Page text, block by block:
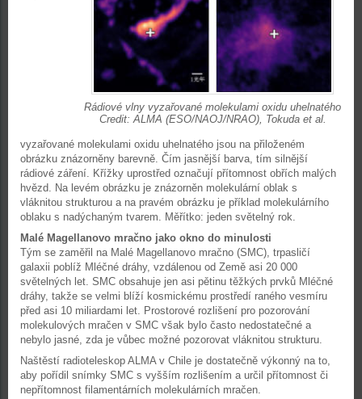
Rádiové vlny vyzařované molekulami oxidu uhelnatého
Credit: ALMA (ESO/NAOJ/NRAO), Tokuda et al.
vyzařované molekulami oxidu uhelnatého jsou na přiloženém
obrázku znázorněny barevně. Čím jasnější barva, tím silnější
rádiové záření. Křížky uprostřed označují přítomnost obřích malých
hvězd. Na levém obrázku je znázorněn molekulární oblak s
vláknitou strukturou a na pravém obrázku je příklad molekulárního
oblaku s nadýchaným tvarem. Měřítko: jeden světelný rok.
Malé Magellanovo mračno jako okno do minulosti
Tým se zaměřil na Malé Magellanovo mračno (SMC), trpasličí
galaxii poblíž Mléčné dráhy, vzdálenou od Země asi 20 000
světelných let. SMC obsahuje jen asi pětinu těžkých prvků Mléčné
dráhy, takže se velmi blíží kosmickému prostředí raného vesmíru
před asi 10 miliardami let. Prostorové rozlišení pro pozorování
molekulových mračen v SMC však bylo často nedostatečné a
nebylo jasné, zda je vůbec možné pozorovat vláknitou strukturu.
Naštěstí radioteleskop ALMA v Chile je dostatečně výkonný na to,
aby pořídil snímky SMC s vyšším rozlišením a určil přítomnost či
nepřítomnost filamentárních molekulárních mračen.